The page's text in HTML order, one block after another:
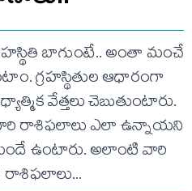
బాగుంటే.. అంతా మంచే
గ్రహస్థితుల ఆధారంగా
వేత్తలు చెబుతుంటారు.
వారి రాశిఫ‌లాలు ఎలా ఉన్నాయ‌ని
ఉంటారు. అలాంటి వారి